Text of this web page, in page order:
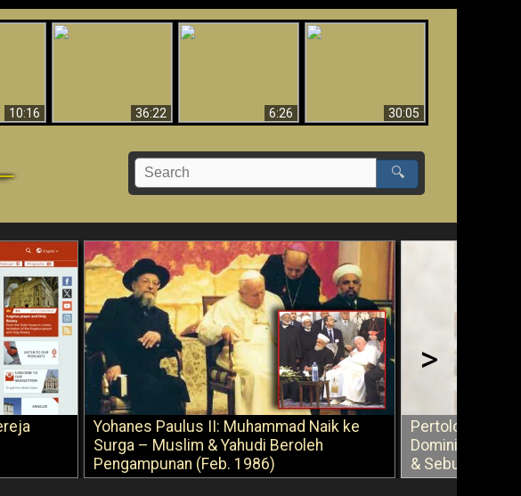
10:16
36:22
6:26
30:05
🔍
Yohanes Paulus II: Muhammad Naik ke
Surga – Muslim & Yahudi Beroleh
Pengampunan (Feb. 1986)
Pertolongan
Dominikus
& Sebuah Saran
>